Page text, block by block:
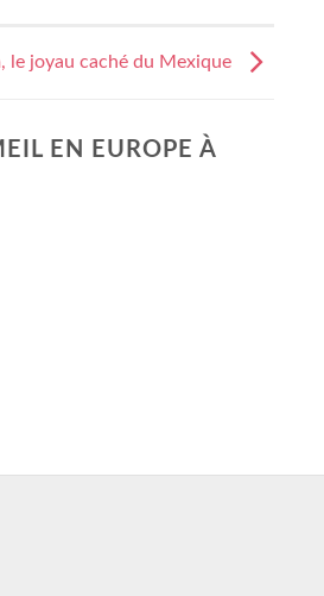
le joyau caché du Mexique
EN EUROPE À